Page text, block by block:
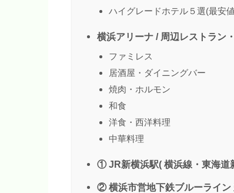
ハイグレードホテル５選(最安
横浜アリーナ / 周辺レストラン
ファミレス
居酒屋・ダイニングバー
焼肉・ホルモン
和食
洋食・西洋料理
中華料理
① JR新横浜駅( 横浜線・東海道
② 横浜市営地下鉄ブルーライン